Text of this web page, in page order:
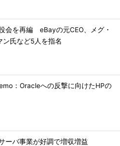
会を再編 eBayの元CEO、メグ・
ン氏など5人を指名
：Oracleへの反撃に向けたHPの
ーバ事業が好調で増収増益